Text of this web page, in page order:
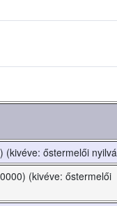
a Nébih-et új
összege nagyobb a
őstermelői
(kivéve: őstermelői